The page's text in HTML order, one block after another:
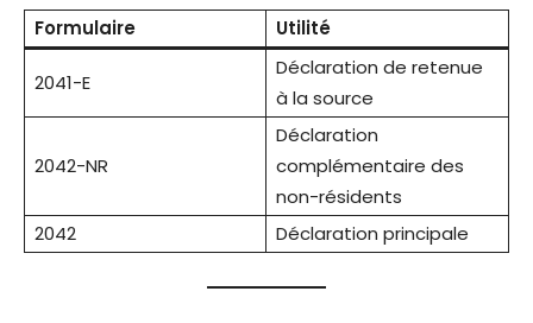
Formulaire Utilité
2041-E
Déclaration de retenue
à la source
2042-NR
Déclaration
complémentaire des
non-résidents
2042
Déclaration principale